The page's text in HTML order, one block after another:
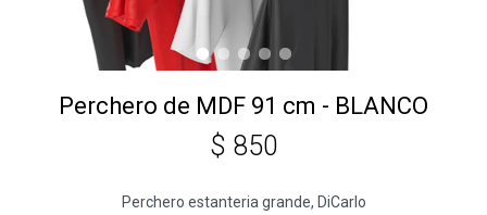
Perchero de MDF 91 cm - BLANCO
$ 850
Perchero estanteria grande, DiCarlo